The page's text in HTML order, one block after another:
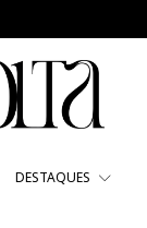
DESTAQUES